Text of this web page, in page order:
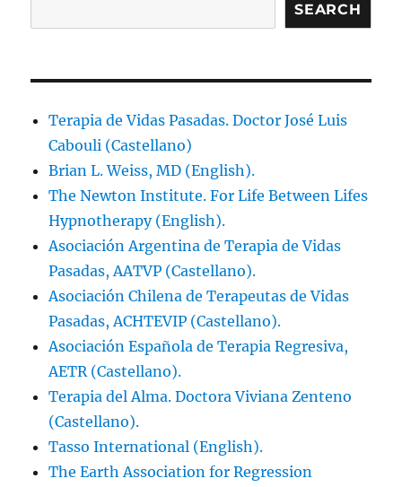
SEARCH
Terapia de Vidas Pasadas. Doctor José Luis
Cabouli (Castellano)
Brian L. Weiss, MD (English).
The Newton Institute. For Life Between Lifes
Hypnotherapy (English).
Asociación Argentina de Terapia de Vidas
Pasadas, AATVP (Castellano).
Asociación Chilena de Terapeutas de Vidas
Pasadas, ACHTEVIP (Castellano).
Asociación Española de Terapia Regresiva,
AETR (Castellano).
Terapia del Alma. Doctora Viviana Zenteno
(Castellano).
Tasso International (English).
The Earth Association for Regression